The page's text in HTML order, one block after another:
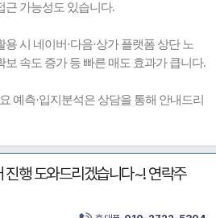
근 가능성도 있습니다.
용 시 네이버·다음·상가 플랫폼 상단 노
보 속도 증가 등 빠른 매도 효과가 큽니다.
예측·입지분석은 상담을 통해 안내드리
진행 도와드리겠습니다~! 연락주